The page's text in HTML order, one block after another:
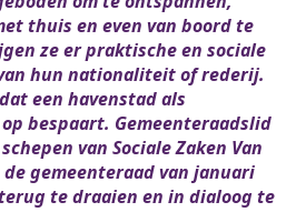
thuis en even van boord te
ze er praktische en sociale
hun nationaliteit of rederij.
een havenstad als
bespaart. Gemeenteraadslid
van Sociale Zaken Van
de gemeenteraad van januari
te draaien en in dialoog te